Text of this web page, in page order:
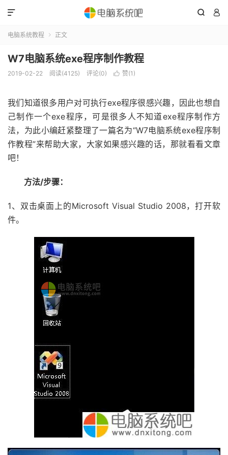
 

电脑系统教程  正文
W7电脑系统exe程序制作教程
2019-02-22 阅读(4125) 评论(0)  赞(1 )
我们知道很多用户对可执行exe程序很感兴趣，因此也想自
己制作一个exe程序，可是很多人不知道exe程序制作方
法，为此小编赶紧整理了一篇名为“W7电脑系统exe程序制
作教程”来帮助大家，大家如果感兴趣的话，那就看看文章
吧！
方法/步骤：
1、双击桌面上的Microsoft Visual Studio 2008，打开软
件。